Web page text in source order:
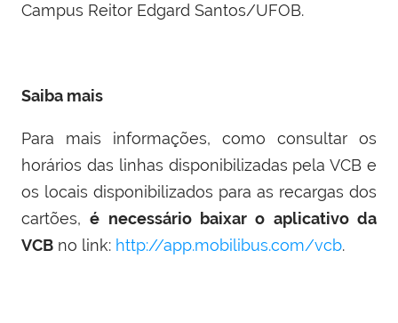
Campus Reitor Edgard Santos/UFOB.
Saiba mais
Para mais informações, como consultar os
horários das linhas disponibilizadas pela VCB e
os locais disponibilizados para as recargas dos
cartões,é necessário baixar o aplicativo da
VCB no link: http://app.mobilibus.com/vcb.